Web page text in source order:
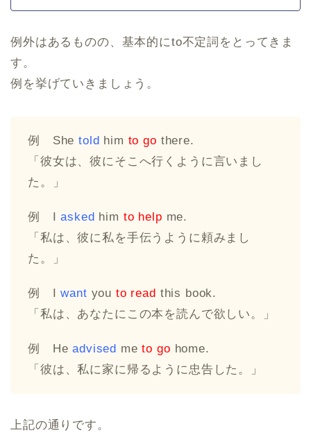
例外はあるものの、基本的にto不定詞をとってきま
す。
例を挙げていきましょう。
例 Shetold him to go there.
「彼女は、彼にそこへ行くように言いまし
た。」
例 Iasked him to help me.
「私は、彼に私を手伝うように頼みまし
た。」
例 Iwant you to read this book.
「私は、あなたにこの本を読んで欲しい。」
例 Headvised meto go home.
「彼は、私に家に帰るように忠告した。」
上記の通りです。